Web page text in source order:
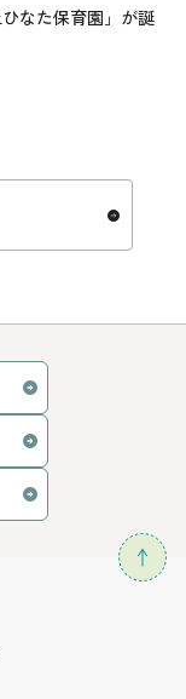
なた保育園」が誕